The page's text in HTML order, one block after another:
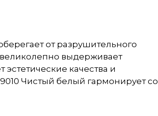
от разрушительного
выдерживает
качества и
Чистый белый гармонирует со